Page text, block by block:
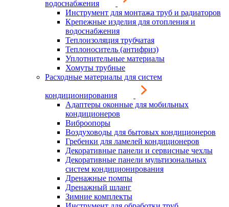
водоснабжения
Инструмент для монтажа труб и радиаторов
Крепежные изделия для отопления и
водоснабжения
Теплоизоляция трубчатая
Теплоноситель (антифриз)
Уплотнительные материалы
Хомуты трубные
Расходные материалы для систем
кондиционирования
Адаптеры оконные для мобильных
кондиционеров
Виброопоры
Воздуховоды для бытовых кондиционеров
Гребенки для ламелей кондиционеров
Декоративные панели и сервисные чехлы
Декоративные панели мультизональных
систем кондиционирования
Дренажные помпы
Дренажный шланг
Зимние комплекты